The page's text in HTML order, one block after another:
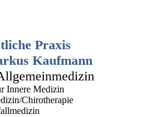
Praxis
Kaufmann
Innere Medizin
Chirotherapie